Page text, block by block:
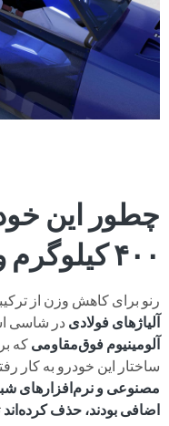
چطور این
۴۰۰ کیلوگرم وزن دارد؟
رنو برای کاهش وزن از
آلیاژهای فولادی در شاسی
آلومینیوم فوق‌مقاومیکه
ساختار این خودرو به کار
مصنوعی و نرم‌افزارهای
اضافی بودند، حذف کرده‌اند